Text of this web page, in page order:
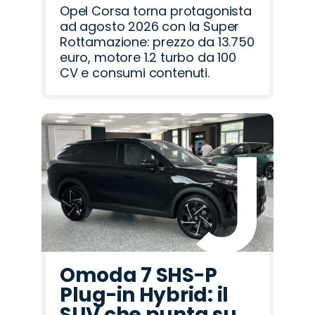
Opel Corsa torna protagonista
ad agosto 2026 con la Super
Rottamazione: prezzo da 13.750
euro, motore 1.2 turbo da 100
CV e consumi contenuti.
Omoda 7 SHS-P
Plug-in Hybrid: il